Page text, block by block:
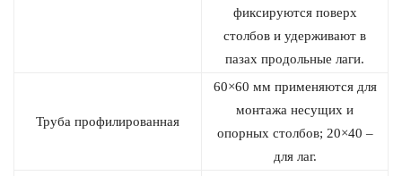
фиксируются поверх
столбов и удерживают в
пазах продольные лаги.
Труба профилированная
60×60 мм применяются для
монтажа несущих и
опорных столбов; 20×40 –
для лаг.